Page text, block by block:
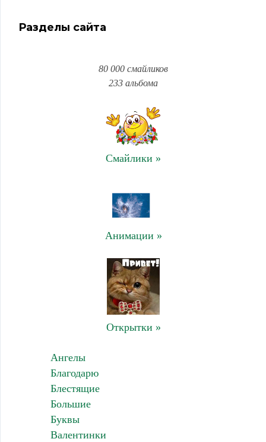
Разделы сайта
80 000 смайликов
233 альбома
Смайлики »
Анимации »
Открытки »
Ангелы
Благодарю
Блестящие
Большие
Буквы
Валентинки